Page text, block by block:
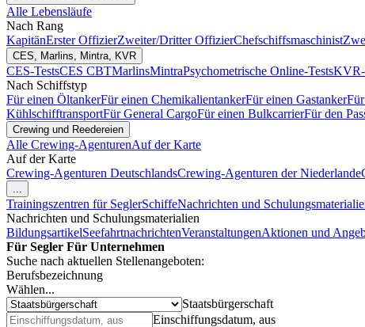
Alle Lebensläufe
Nach Rang
KapitänErster OffizierZweiter/Dritter OffizierChefschiffsmaschinist
CES, Marlins, Mintra, KVR
CES-TestsCES CBTMarlinsMintraPsychometrische Online-TestsKVR-
Nach Schiffstyp
Für einen ÖltankerFür einen ChemikalientankerFür einen Gastanker
KühlschifftransportFür General CargoFür einen BulkcarrierFür den
Crewing und Reedereien
Alle Crewing-AgenturenAuf der Karte
Auf der Karte
Crewing-Agenturen DeutschlandsCrewing-Agenturen der Niederlande
...
Trainingszentren für SeglerSchiffeNachrichten und
Nachrichten und Schulungsmaterialien
BildungsartikelSeefahrtnachrichtenVeranstaltungenAktionen und
Für Segler Für Unternehmen
Suche nach aktuellen Stellenangeboten:
Berufsbezeichnung
Wählen...
Staatsbürgerschaft
Einschiffungsdatum, aus